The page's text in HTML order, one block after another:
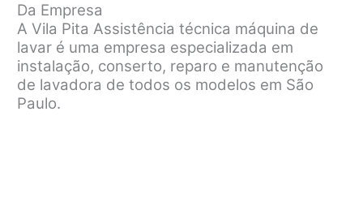
Da Empresa
A Vila Pita Assistência técnica máquina de
lavar é uma empresa especializada em
instalação, conserto, reparo e manutenção
de lavadora de todos os modelos em São
Paulo.